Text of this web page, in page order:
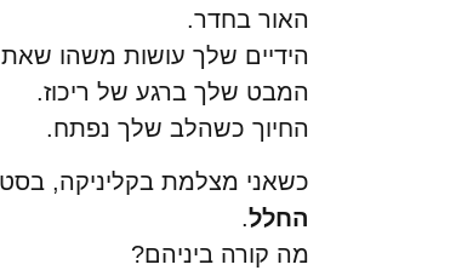
האור בחדר.
הידיים שלך עושות משהו
המבט שלך ברגע של ריכוז.
החיוך כשהלב שלך נפתח.
כשאני מצלמת בקליניקה,
החלל.
מה קורה ביניהם?